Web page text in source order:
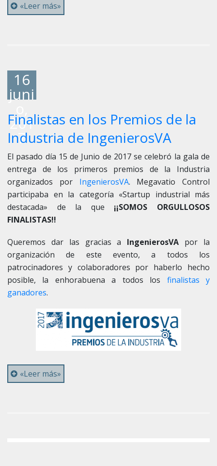
«Leer más»
16
juni
201
7
Finalistas en los Premios de la
Industria de IngenierosVA
El pasado día 15 de Junio de 2017 se celebró la gala de
entrega de los primeros premios de la Industria
organizados por IngenierosVA. Megavatio Control
participaba en la categoría «Startup industrial más
destacada» de la que ¡¡SOMOS ORGULLOSOS
FINALISTAS!!
Queremos dar las gracias a IngenierosVA por la
organización de este evento, a todos los
patrocinadores y colaboradores por haberlo hecho
posible, la enhorabuena a todos los finalistas y
ganadores.
«Leer más»